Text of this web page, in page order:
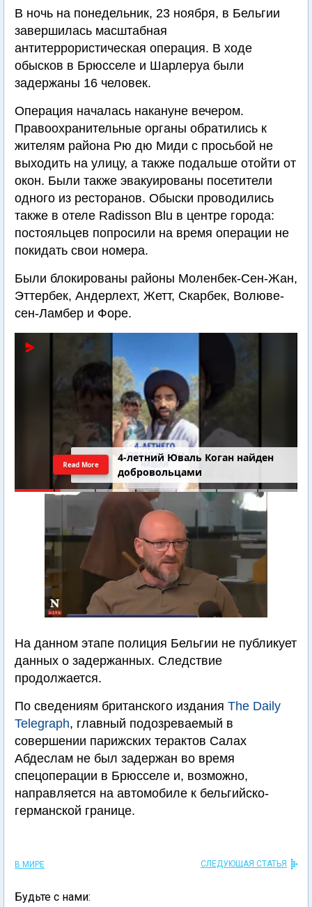
В ночь на понедельник, 23 ноября, в Бельгии
завершилась масштабная
антитеррористическая операция. В ходе
обысков в Брюсселе и Шарлеруа были
задержаны 16 человек.
Операция началась накануне вечером.
Правоохранительные органы обратились к
жителям района Рю дю Миди с просьбой не
выходить на улицу, а также подальше отойти от
окон. Были также эвакуированы посетители
одного из ресторанов. Обыски проводились
также в отеле Radisson Blu в центре города:
постояльцев попросили на время операции не
покидать свои номера.
Были блокированы районы Моленбек-Сен-Жан,
Эттербек, Андерлехт, Жетт, Скарбек, Волюве-
сен-Ламбер и Форе.
4-летний Юваль Коган найден
добровольцами
Read More
На данном этапе полиция Бельгии не публикует
данных о задержанных. Следствие
продолжается.
По сведениям британского издания The Daily
Telegraph, главный подозреваемый в
совершении парижских терактов Салах
Абдеслам не был задержан во время
спецоперации в Брюсселе и, возможно,
направляется на автомобиле к бельгийско-
германской границе.
В МИРЕ СЛЕДУЮЩАЯ СТАТЬЯ
Будьте с нами: